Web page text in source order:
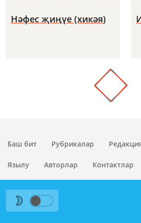
Нәфес җиңүе (хикәя)
Баш бит Рубрикалар
Язылу Авторлар Контактлар